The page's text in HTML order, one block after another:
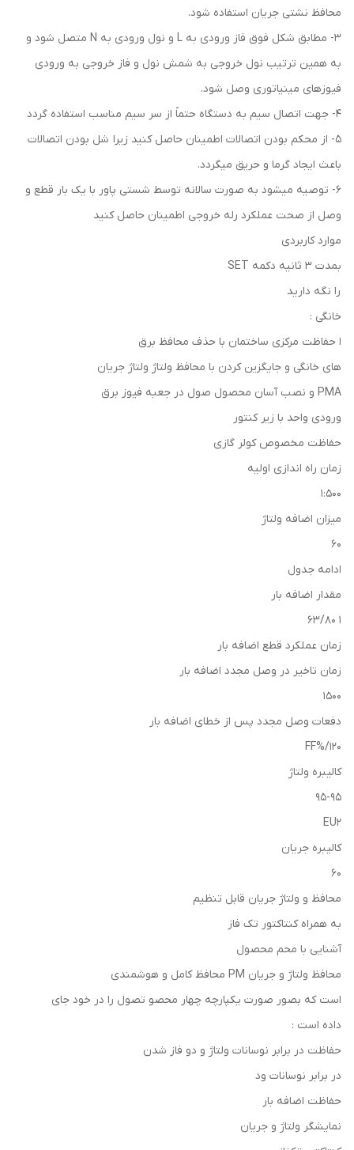
محافظ نشتی جریان استفاده شود.
3- مطابق شکل فوق فاز ورودی به L و نول ورودی به N متصل شود و
به همین ترتیب نول خروجی به شمش نول و فاز خروجی به ورودی
فیوزهای مینیاتوری وصل شود.
4- جهت اتصال سیم به دستگاه حتماً از سر سیم مناسب استفاده گردد
5- از محکم بودن اتصالات اطمینان حاصل کنید زیرا شل بودن اتصالات
باعث ایجاد گرما و حریق میگردد.
6- توصیه میشود به صورت سالانه توسط شستی پاور با یک بار قطع و
وصل از صحت عملکرد رله خروجی اطمینان حاصل کنید
موارد کاربردی
بمدت 3 ثانیه دکمه SET
را نگه دارید
خانگی :
ا حفاظت مرکزی ساختمان با حذف محافظ برق
های خانگی و جایگزین کردن با محافظ ولتاژ ولتاژ جریان
PMA و نصب آسان محصول صول در جعبه فيوز برق
ورودی واحد با زیر کنتور
حفاظت مخصوص کولر گازی
زمان راه اندازی اولیه
1:500
میزان اضافه ولتاژ
60
ادامه جدول
مقدار اضافه بار
1 63/80
زمان عملکرد قطع اضافه بار
زمان تاخیر در وصل مجدد اضافه بار
1500
دفعات وصل مجدد پس از خطای اضافه بار
120/%FF
کالیبره ولتاژ
95-95
EU2
کالیبره جریان
60
محافظ و ولتاژ جریان قابل تنظیم
به همراه کنتاکتور تک فاز
آشنایی با محم محصول
محافظ ولتاژ و جریان PM محافظ کامل و هوشمندی
است که بصور صورت یکپارچه چهار محصو تصول را در خود جای
داده است :
حفاظت در برابر نوسانات ولتاژ و دو فاز شدن
در برابر نوسانات ود
حفاظت اضافه بار
نمایشگر ولتاژ و جریان